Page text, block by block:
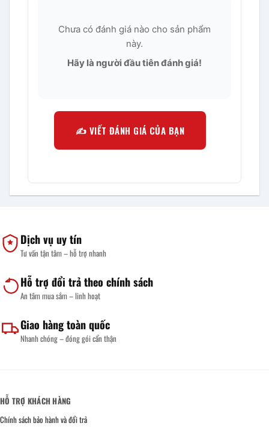
Chưa có đánh giá nào cho sản phẩm
này.
Hãy là người đầu tiên đánh giá!
✍️ VIẾT ĐÁNH GIÁ CỦA BẠN
Dịch vụ uy tín
Tư vấn tận tâm – hỗ trợ nhanh
Hỗ trợ đổi trả theo chính sách
An tâm mua sắm – linh hoạt
Giao hàng toàn quốc
Nhanh chóng – đóng gói cẩn thận
HỖ TRỢ KHÁCH HÀNG
Chính sách bảo hành và đổi trả